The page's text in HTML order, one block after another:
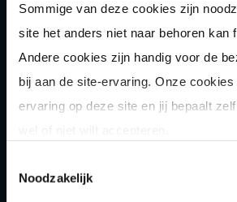
Sommige van deze cookies zijn
site het anders niet naar behoren kan
Andere cookies zijn handig voor de
bij aan de site-ervaring. Onze cookies
ervaring op deze site en jij bepaalt
Noodzakelijk
Après-Ski Muziek
Arrangementen
Zomer activiteiten
OVER